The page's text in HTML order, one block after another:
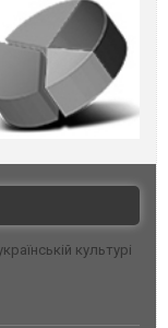
культурі